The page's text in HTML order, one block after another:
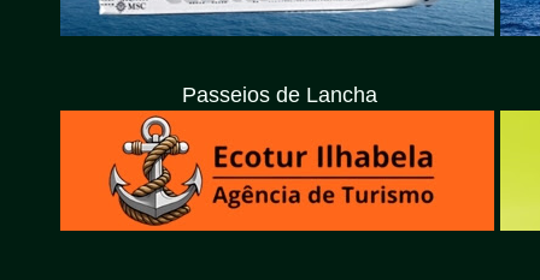
Passeios de Lancha